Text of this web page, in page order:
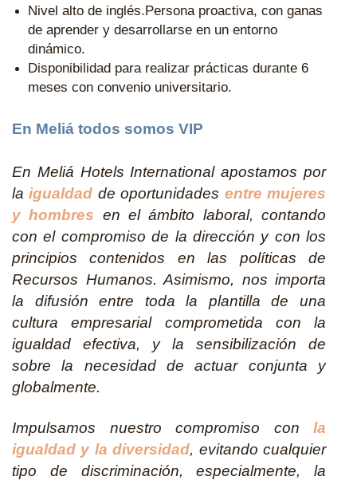
Nivel alto de inglés.Persona proactiva, con ganas
de aprender y desarrollarse en un entorno
dinámico.
Disponibilidad para realizar prácticas durante 6
meses con convenio universitario.
En Meliá todos somos VIP
En Meliá Hotels International apostamos por
laigualdad de oportunidades entre mujeres
y hombres en el ámbito laboral, contando
con el compromiso de la dirección y con los
principios contenidos en las políticas de
Recursos Humanos. Asimismo, nos importa
la difusión entre toda la plantilla de una
cultura empresarial comprometida con la
igualdad efectiva, y la sensibilización de
sobre la necesidad de actuar conjunta y
globalmente.
Impulsamos nuestro compromiso con la
igualdad y la diversidad, evitando cualquier
tipo de discriminación, especialmente, la